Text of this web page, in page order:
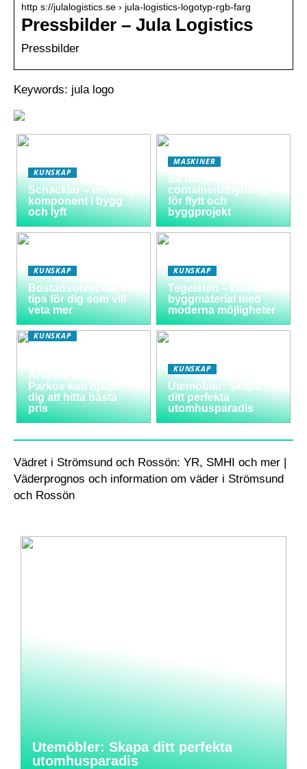
http s://julalogistics.se › jula-logistics-logotyp-rgb-farg
Pressbilder – Jula Logistics
Pressbilder
Keywords: jula logo
KUNSKAP
Schacklar – en viktig
komponent i bygg
och lyft
MASKINER
Så fungerar
containeruthyrning
för flytt och
byggprojekt
KUNSKAP
Bostadsutvecklare –
tips för dig som vill
veta mer
KUNSKAP
Tegelsten – klassisk
byggmaterial med
moderna möjligheter
KUNSKAP
Arlanda och hur
Parkos kan hjälpa
dig att hitta bästa
pris
KUNSKAP
Utemöbler: Skapa
ditt perfekta
utomhusparadis
Vädret i Strömsund och Rossön: YR, SMHI och mer |
Väderprognos och information om väder i Strömsund
och Rossön
Utemöbler: Skapa ditt perfekta
utomhusparadis